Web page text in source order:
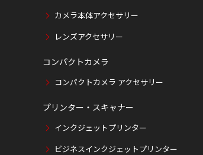
カメラ本体アクセサリー
レンズアクセサリー
コンパクトカメラ
コンパクトカメラ アクセサリー
プリンター・スキャナー
インクジェットプリンター
ビジネスインクジェットプリンター